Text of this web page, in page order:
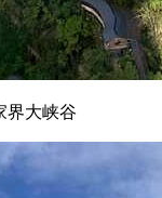
界大峡谷